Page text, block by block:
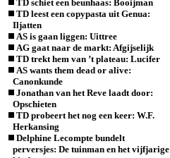
TD schiet een beunhaas: Booijman
TD leest een copypasta uit Genua:
Iljatten
AS is gaan liggen: Uittree
AG gaat naar de markt: Afgijselijk
TD trekt hem van ’t plateau: Lucifer
AS wants them dead or alive:
Canonkunde
Jonathan van het Reve laadt door:
Opschieten
TD probeert het nog een keer: W.F.
Herkansing
Delphine Lecompte bundelt
perversjes: De tuinman en het vijfjarige